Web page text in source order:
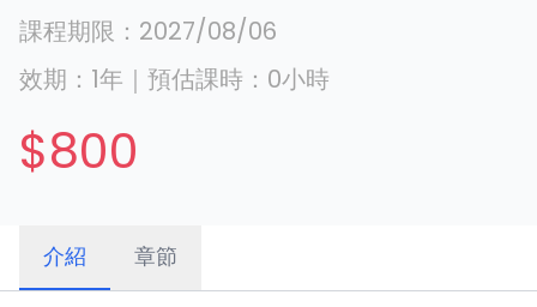
課程期限： 2027/08/06
效期： 1年 ｜ 預估課時： 0小時
$800
介紹 章節